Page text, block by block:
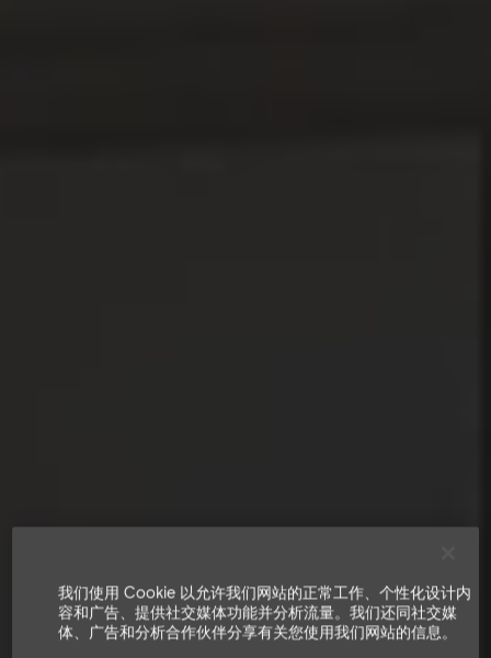
我们使用 Cookie 以允许我们网站的正常工作、个性化设计内
容和广告、提供社交媒体功能并分析流量。我们还同社交媒
体、广告和分析合作伙伴分享有关您使用我们网站的信息。